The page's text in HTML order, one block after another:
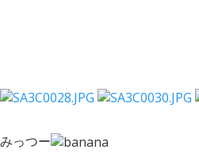
みっつー